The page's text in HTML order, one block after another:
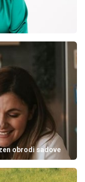
obrodi sadove